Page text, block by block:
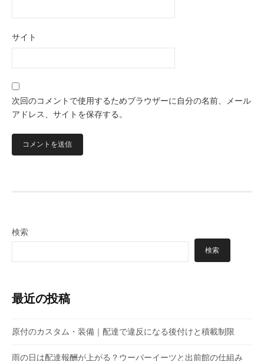
サイト
次回のコメントで使用するためブラウザーに自分の名前、メール
アドレス、サイトを保存する。
検索
検索
最近の投稿
原付のカスタム・装備｜配達で違反になる後付けと積載制限
雨の日は配達報酬が上がる？ウーバーイーツと出前館の仕組み